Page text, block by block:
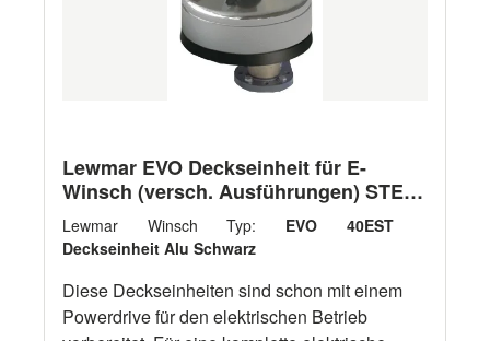
Lewmar EVO Deckseinheit für E-
Winsch (versch. Ausführungen) STEP
1-2
Lewmar Winsch Typ: EVO 40EST
Deckseinheit Alu Schwarz
Diese Deckseinheiten sind schon mit einem
Powerdrive für den elektrischen Betrieb